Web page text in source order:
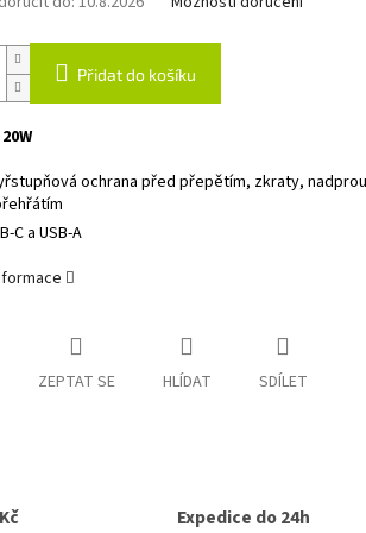
Přidat do košíku
ochrana před přepětím, zkraty,
C a USB-A
ZEPTAT SE HLÍDAT SDÍLET
Expedice do 24h